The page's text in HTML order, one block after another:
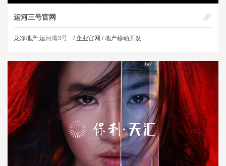
运河三号官网
龙净地产,运河湾3号... /企业官网 / 地产移动开发